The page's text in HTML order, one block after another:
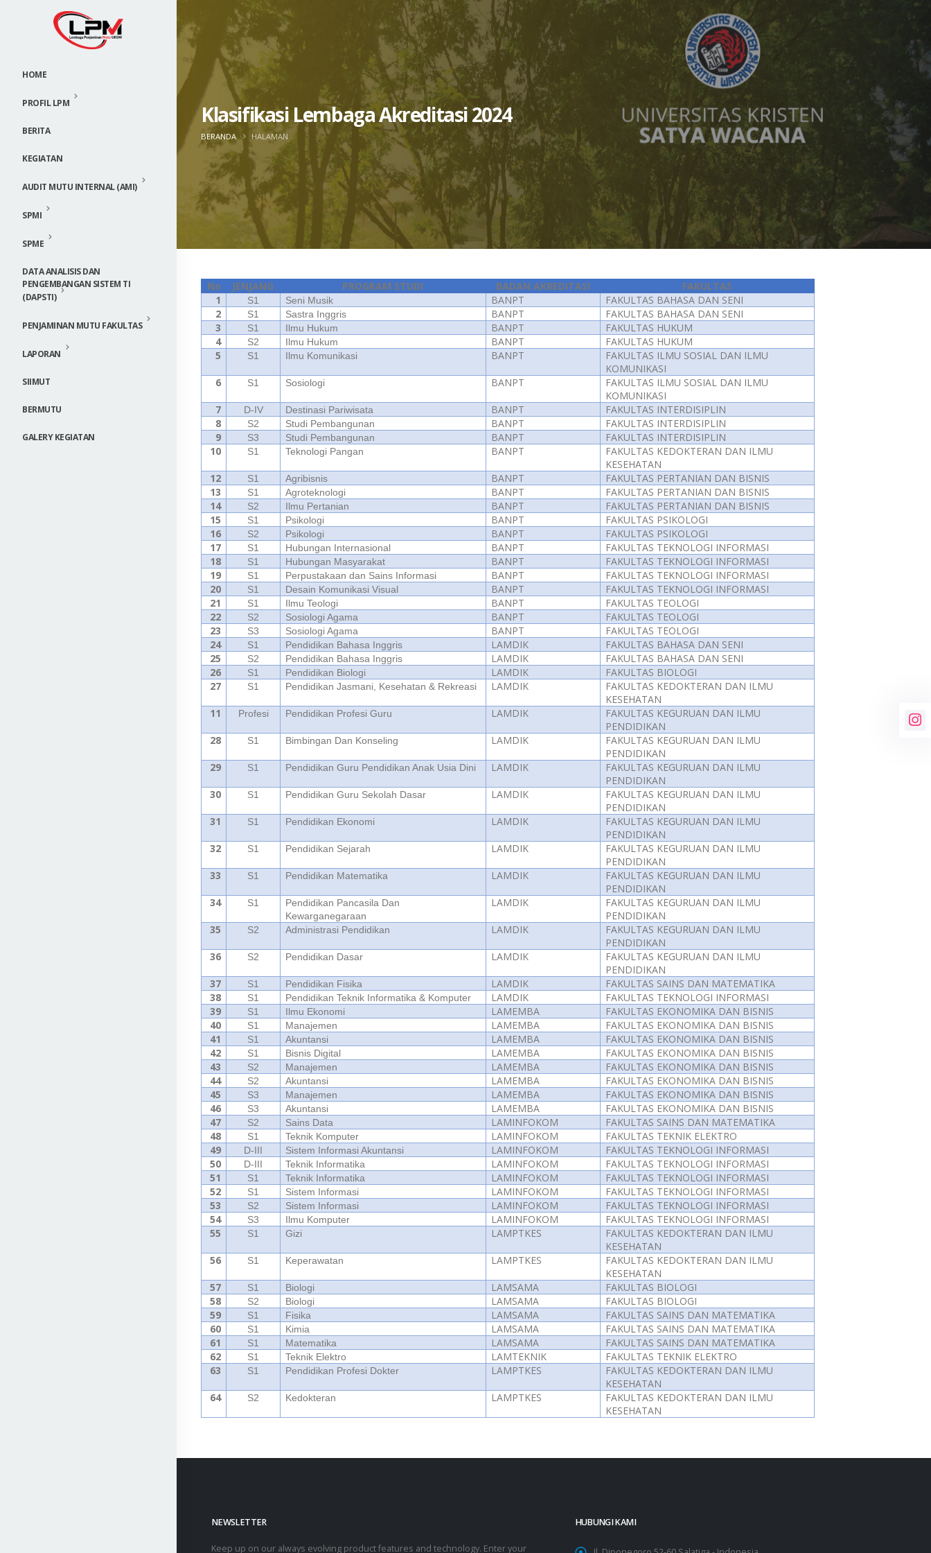
HOME
PROFIL LPM
BERITA
KEGIATAN
AUDIT MUTU INTERNAL (AMI)
SPMI
SPME
DATA ANALISIS DAN
PENGEMBANGAN SISTEM TI
(DAPSTI)
PENJAMINAN MUTU FAKULTAS
LAPORAN
SIIMUT
BERMUTU
GALERY KEGIATAN
Klasifikasi Lembaga Akreditasi 2024
BERANDA HALAMAN
No JENJANG PROGRAM STUDI BADAN AKREDITASI
FAKULTAS
1
S1 Seni Musik BANPT
FAKULTAS BAHASA DAN SENI
2
S1 Sastra Inggris BANPT
FAKULTAS BAHASA DAN SENI
3
S1 Ilmu Hukum BANPT
FAKULTAS HUKUM
4
S2 Ilmu Hukum BANPT
FAKULTAS HUKUM
5
S1 Ilmu Komunikasi BANPT
FAKULTAS ILMU SOSIAL DAN ILMU
KOMUNIKASI
6
S1 Sosiologi BANPT
FAKULTAS ILMU SOSIAL DAN ILMU
KOMUNIKASI
7
D-IV Destinasi Pariwisata BANPT
FAKULTAS INTERDISIPLIN
8
S2 Studi Pembangunan BANPT
FAKULTAS INTERDISIPLIN
9
S3 Studi Pembangunan BANPT
FAKULTAS INTERDISIPLIN
10
S1 Teknologi Pangan BANPT
FAKULTAS KEDOKTERAN DAN ILMU
KESEHATAN
12
S1 Agribisnis BANPT
FAKULTAS PERTANIAN DAN BISNIS
13
S1 Agroteknologi BANPT
FAKULTAS PERTANIAN DAN BISNIS
14
S2 Ilmu Pertanian BANPT
FAKULTAS PERTANIAN DAN BISNIS
15
S1 Psikologi BANPT
FAKULTAS PSIKOLOGI
16
S2 Psikologi BANPT
FAKULTAS PSIKOLOGI
17
S1 Hubungan Internasional BANPT
FAKULTAS TEKNOLOGI INFORMASI
18
S1 Hubungan Masyarakat BANPT
FAKULTAS TEKNOLOGI INFORMASI
19
S1 Perpustakaan dan Sains Informasi BANPT
FAKULTAS TEKNOLOGI INFORMASI
20
S1 Desain Komunikasi Visual BANPT
FAKULTAS TEKNOLOGI INFORMASI
21
S1 Ilmu Teologi BANPT
FAKULTAS TEOLOGI
22
S2 Sosiologi Agama BANPT
FAKULTAS TEOLOGI
23
S3 Sosiologi Agama BANPT
FAKULTAS TEOLOGI
24
S1 Pendidikan Bahasa Inggris LAMDIK
FAKULTAS BAHASA DAN SENI
25
S2 Pendidikan Bahasa Inggris LAMDIK
FAKULTAS BAHASA DAN SENI
26
S1 Pendidikan Biologi LAMDIK
FAKULTAS BIOLOGI
27
S1 Pendidikan Jasmani, Kesehatan & Rekreasi LAMDIK
FAKULTAS KEDOKTERAN DAN ILMU
KESEHATAN
11
Profesi Pendidikan Profesi Guru LAMDIK
FAKULTAS KEGURUAN DAN ILMU
PENDIDIKAN
28
S1 Bimbingan Dan Konseling LAMDIK
FAKULTAS KEGURUAN DAN ILMU
PENDIDIKAN
29
S1 Pendidikan Guru Pendidikan Anak Usia Dini LAMDIK
FAKULTAS KEGURUAN DAN ILMU
PENDIDIKAN
30
S1 Pendidikan Guru Sekolah Dasar LAMDIK
FAKULTAS KEGURUAN DAN ILMU
PENDIDIKAN
31
S1 Pendidikan Ekonomi LAMDIK
FAKULTAS KEGURUAN DAN ILMU
PENDIDIKAN
32
S1 Pendidikan Sejarah LAMDIK
FAKULTAS KEGURUAN DAN ILMU
PENDIDIKAN
33
S1 Pendidikan Matematika LAMDIK
FAKULTAS KEGURUAN DAN ILMU
PENDIDIKAN
34
S1
Pendidikan Pancasila Dan
Kewarganegaraan
LAMDIK
FAKULTAS KEGURUAN DAN ILMU
PENDIDIKAN
35
S2 Administrasi Pendidikan LAMDIK
FAKULTAS KEGURUAN DAN ILMU
PENDIDIKAN
36
S2 Pendidikan Dasar LAMDIK
FAKULTAS KEGURUAN DAN ILMU
PENDIDIKAN
37
S1 Pendidikan Fisika LAMDIK
FAKULTAS SAINS DAN MATEMATIKA
38
S1 Pendidikan Teknik Informatika & Komputer LAMDIK
FAKULTAS TEKNOLOGI INFORMASI
39
S1 Ilmu Ekonomi LAMEMBA
FAKULTAS EKONOMIKA DAN BISNIS
40
S1 Manajemen LAMEMBA
FAKULTAS EKONOMIKA DAN BISNIS
41
S1 Akuntansi LAMEMBA
FAKULTAS EKONOMIKA DAN BISNIS
42
S1 Bisnis Digital LAMEMBA
FAKULTAS EKONOMIKA DAN BISNIS
43
S2 Manajemen LAMEMBA
FAKULTAS EKONOMIKA DAN BISNIS
44
S2 Akuntansi LAMEMBA
FAKULTAS EKONOMIKA DAN BISNIS
45
S3 Manajemen LAMEMBA
FAKULTAS EKONOMIKA DAN BISNIS
46
S3 Akuntansi LAMEMBA
FAKULTAS EKONOMIKA DAN BISNIS
47
S2 Sains Data LAMINFOKOM
FAKULTAS SAINS DAN MATEMATIKA
48
S1 Teknik Komputer LAMINFOKOM
FAKULTAS TEKNIK ELEKTRO
49
D-III Sistem Informasi Akuntansi LAMINFOKOM
FAKULTAS TEKNOLOGI INFORMASI
50
D-III Teknik Informatika LAMINFOKOM
FAKULTAS TEKNOLOGI INFORMASI
51
S1 Teknik Informatika LAMINFOKOM
FAKULTAS TEKNOLOGI INFORMASI
52
S1 Sistem Informasi LAMINFOKOM
FAKULTAS TEKNOLOGI INFORMASI
53
S2 Sistem Informasi LAMINFOKOM
FAKULTAS TEKNOLOGI INFORMASI
54
S3 Ilmu Komputer LAMINFOKOM
FAKULTAS TEKNOLOGI INFORMASI
55
S1 Gizi LAMPTKES
FAKULTAS KEDOKTERAN DAN ILMU
KESEHATAN
56
S1 Keperawatan LAMPTKES
FAKULTAS KEDOKTERAN DAN ILMU
KESEHATAN
57
S1 Biologi LAMSAMA
FAKULTAS BIOLOGI
58
S2 Biologi LAMSAMA
FAKULTAS BIOLOGI
59
S1 Fisika LAMSAMA
FAKULTAS SAINS DAN MATEMATIKA
60
S1 Kimia LAMSAMA
FAKULTAS SAINS DAN MATEMATIKA
61
S1 Matematika LAMSAMA
FAKULTAS SAINS DAN MATEMATIKA
62
S1 Teknik Elektro LAMTEKNIK
FAKULTAS TEKNIK ELEKTRO
63
S1 Pendidikan Profesi Dokter LAMPTKES
FAKULTAS KEDOKTERAN DAN ILMU
KESEHATAN
64
S2 Kedokteran LAMPTKES
FAKULTAS KEDOKTERAN DAN ILMU
KESEHATAN
NEWSLETTER
Keep up on our always evolving product features and technology. Enter your
HUBUNGI KAMI